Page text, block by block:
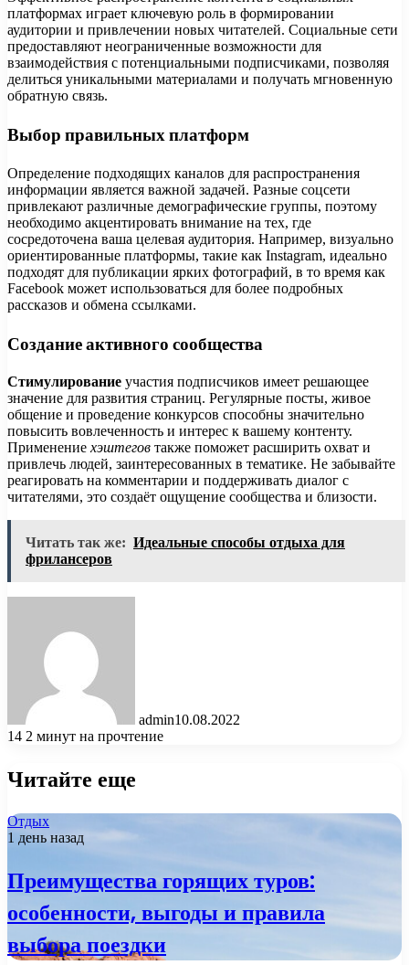
платформах играет ключевую роль в формировании
аудитории и привлечении новых читателей. Социальные сети
предоставляют неограниченные возможности для
взаимодействия с потенциальными подписчиками, позволяя
делиться уникальными материалами и получать мгновенную
обратную связь.
Выбор правильных платформ
Определение подходящих каналов для распространения
информации является важной задачей. Разные соцсети
привлекают различные демографические группы, поэтому
необходимо акцентировать внимание на тех, где
сосредоточена ваша целевая аудитория. Например, визуально
ориентированные платформы, такие как Instagram, идеально
подходят для публикации ярких фотографий, в то время как
Facebook может использоваться для более подробных
рассказов и обмена ссылками.
Создание активного сообщества
Стимулирование участия подписчиков имеет решающее
значение для развития страниц. Регулярные посты, живое
общение и проведение конкурсов способны значительно
повысить вовлеченность и интерес к вашему контенту.
Применение хэштегов также поможет расширить охват и
привлечь людей, заинтересованных в тематике. Не забывайте
реагировать на комментарии и поддерживать диалог с
читателями, это создаёт ощущение сообщества и близости.
Читать так же: Идеальные способы отдыха для
фрилансеров
admin10.08.2022
14 2 минут на прочтение
Читайте еще
Отдых
1 день назад
Преимущества горящих туров:
особенности, выгоды и правила
выбора поездки